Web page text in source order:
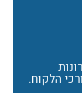
הלקוח.